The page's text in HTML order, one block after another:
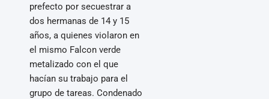
prefecto por secuestrar a
dos hermanas de 14 y 15
años, a quienes violaron en
el mismo Falcon verde
metalizado con el que
hacían su trabajo para el
grupo de tareas. Condenado